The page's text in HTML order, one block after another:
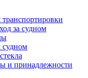
за судном
судном
и принадлежности